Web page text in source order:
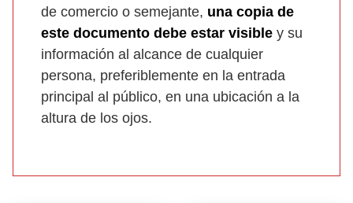
de comercio o semejante, una copia de
este documento debe estar visible y su
información al alcance de cualquier
persona, preferiblemente en la entrada
principal al público, en una ubicación a la
altura de los ojos.